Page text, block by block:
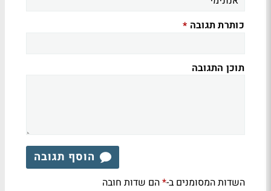
כותרת תגובה *
תוכן התגובה
הוסף תגובה
השדות המסומנים ב-*הם שדות חובה